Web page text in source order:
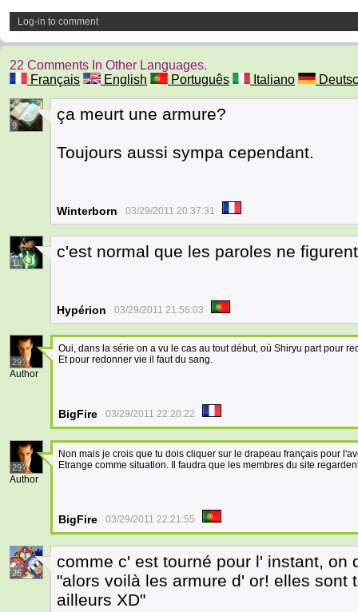
Log-in to comment
22 Comments In Other Languages.
Français
English Português Italiano
9
ça meurt une armure?
Toujours aussi sympa cependant.
Winterborn 03/29/2011 20:37:31
11
c'est normal que les paroles ne
Hypérion 03/29/2011 21:56:03
29
Author
Oui, dans la série on a vu le cas au tout début, où Shiryu part pour
Et pour redonner vie il faut du sang.
BigFire 03/29/2011 22:20:22
29
Author
Non mais je crois que tu dois cliquer sur le drapeau français pour
Etrange comme situation. Il faudra que les membres du site
BigFire 03/29/2011 22:21:55
26
comme c' est tourné pour l' instant,
"alors voilà les armure d' or! elles sont
ailleurs XD"